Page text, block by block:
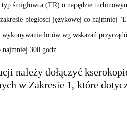
śmigłowca (TR) o napędzie
biegłości językowej co najmniej
lotów wg wskazań
300 godz.
należy dołączyć
w Zakresie 1, które